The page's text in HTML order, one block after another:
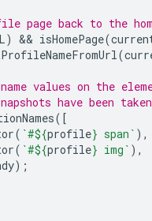
page back to the
) && isHomePage(
(
values on the
have been taken
([
( `#${profile} span` ),
( `#${profile} img` ),
);